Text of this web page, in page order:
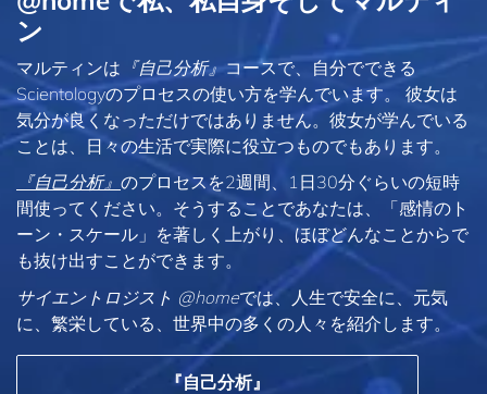
ン
マルティンは 『自己分析』コースで、自分でできる
Scientologyのプロセスの使い方を学んでいます。 彼女は
気分が良くなっただけではありません。彼女が学んでいる
ことは、日々の生活で実際に役立つものでもあります。
『自己分析』 のプロセスを2週間、1日30分ぐらいの短時
間使ってください。そうすることであなたは、「感情のト
ーン・スケール」を著しく上がり、ほぼどんなことからで
も抜け出すことができます。
サイエントロジスト @homeでは、人生で安全に、元気
に、繁栄している、世界中の多くの人々を紹介します。
『自己分析』